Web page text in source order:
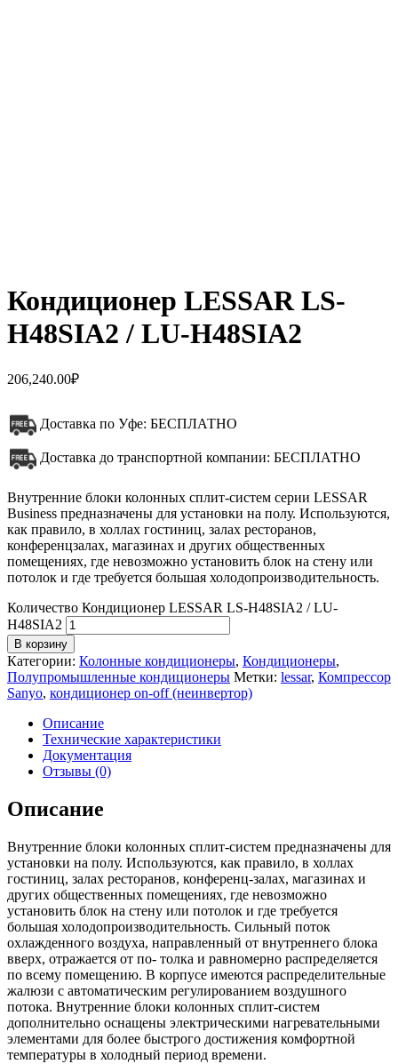
Кондиционер LESSAR LS-
H48SIA2 / LU-H48SIA2
206,240.00₽
Доставка по Уфе: БЕСПЛАТНО
Доставка до транспортной компании: БЕСПЛАТНО
Внутренние блоки колонных сплит-систем серии LESSAR
Business предназначены для установки на полу. Используются,
как правило, в холлах гостиниц, залах ресторанов,
конференцзалах, магазинах и других общественных
помещениях, где невозможно установить блок на стену или
потолок и где требуется большая холодопроизводительность.
Количество Кондиционер LESSAR LS-H48SIA2 / LU-
H48SIA2
В корзину
Категории: Колонные кондиционеры, Кондиционеры,
Полупромышленные кондиционеры Метки: lessar, Компрессор
Sanyo, кондиционер on-off (неинвертор)
Описание
Технические характеристики
Документация
Отзывы (0)
Описание
Внутренние блоки колонных сплит-систем предназначены для
установки на полу. Используются, как правило, в холлах
гостиниц, залах ресторанов, конференц-залах, магазинах и
других общественных помещениях, где невозможно
установить блок на стену или потолок и где требуется
большая холодопроизводительность. Сильный поток
охлажденного воздуха, направленный от внутреннего блока
вверх, отражается от по- толка и равномерно распределяется
по всему помещению. В корпусе имеются распределительные
жалюзи с автоматическим регулированием воздушного
потока. Внутренние блоки колонных сплит-систем
дополнительно оснащены электрическими нагревательными
элементами для более быстрого достижения комфортной
температуры в холодный период времени.